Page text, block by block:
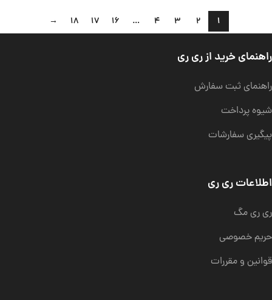
1
2
3
4
…
16
17
18
→
راهنمای خرید از ری ری
راهنمای ثبت سفارش
شیوه پرداخت
پیگیری سفارشات
اطلاعات ری ری
ری ری مگ
حریم خصوصی
قوانین و مقررات